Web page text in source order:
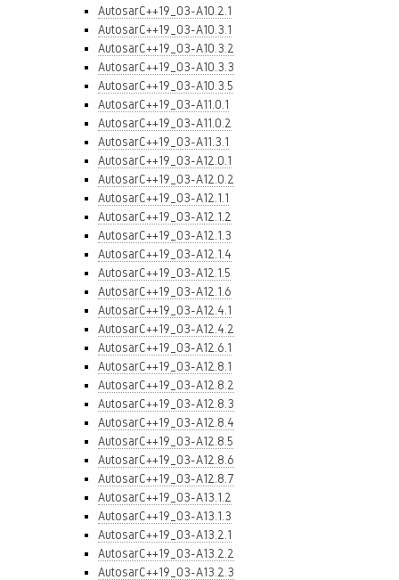
AutosarC++19_03-A10.2.1
AutosarC++19_03-A10.3.1
AutosarC++19_03-A10.3.2
AutosarC++19_03-A10.3.3
AutosarC++19_03-A10.3.5
AutosarC++19_03-A11.0.1
AutosarC++19_03-A11.0.2
AutosarC++19_03-A11.3.1
AutosarC++19_03-A12.0.1
AutosarC++19_03-A12.0.2
AutosarC++19_03-A12.1.1
AutosarC++19_03-A12.1.2
AutosarC++19_03-A12.1.3
AutosarC++19_03-A12.1.4
AutosarC++19_03-A12.1.5
AutosarC++19_03-A12.1.6
AutosarC++19_03-A12.4.1
AutosarC++19_03-A12.4.2
AutosarC++19_03-A12.6.1
AutosarC++19_03-A12.8.1
AutosarC++19_03-A12.8.2
AutosarC++19_03-A12.8.3
AutosarC++19_03-A12.8.4
AutosarC++19_03-A12.8.5
AutosarC++19_03-A12.8.6
AutosarC++19_03-A12.8.7
AutosarC++19_03-A13.1.2
AutosarC++19_03-A13.1.3
AutosarC++19_03-A13.2.1
AutosarC++19_03-A13.2.2
AutosarC++19_03-A13.2.3